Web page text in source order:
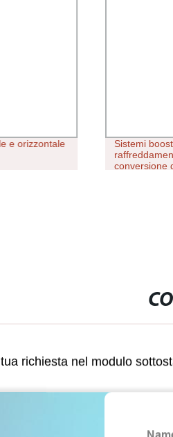
e orizzontale
Sistemi
conversione
richiesta nel modulo